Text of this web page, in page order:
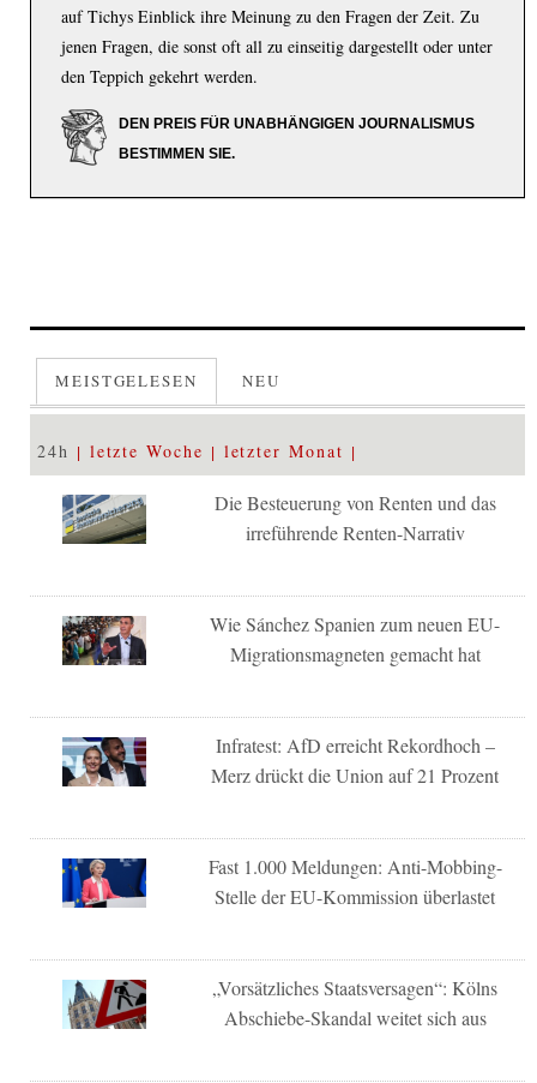
auf Tichys Einblick ihre Meinung zu den Fragen der Zeit. Zu
jenen Fragen, die sonst oft all zu einseitig dargestellt oder unter
den Teppich gekehrt werden.
DEN PREIS FÜR UNABHÄNGIGEN JOURNALISMUS
BESTIMMEN SIE.
MEISTGELESEN NEU
24h letzte Woche letzter Monat
Die Besteuerung von Renten und das
irreführende Renten-Narrativ
Wie Sánchez Spanien zum neuen EU-
Migrationsmagneten gemacht hat
Infratest: AfD erreicht Rekordhoch –
Merz drückt die Union auf 21 Prozent
Fast 1.000 Meldungen: Anti-Mobbing-
Stelle der EU-Kommission überlastet
„Vorsätzliches Staatsversagen“: Kölns
Abschiebe-Skandal weitet sich aus